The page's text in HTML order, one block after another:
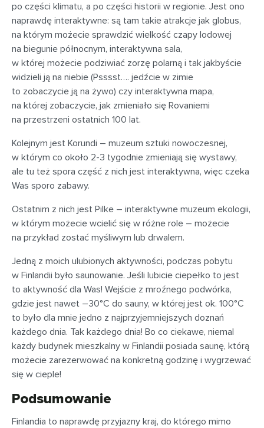
po części klimatu, a po części historii w regionie. Jest ono
naprawdę interaktywne: są tam takie atrakcje jak globus,
na którym możecie sprawdzić wielkość czapy lodowej
na biegunie północnym, interaktywna sala,
w której możecie podziwiać zorzę polarną i tak jakbyście
widzieli ją na niebie (Psssst…. jedźcie w zimie
to zobaczycie ją na żywo) czy interaktywna mapa,
na której zobaczycie, jak zmieniało się Rovaniemi
na przestrzeni ostatnich 100 lat.
Kolejnym jest Korundi – muzeum sztuki nowoczesnej,
w którym co około 2-3 tygodnie zmieniają się wystawy,
ale tu też spora część z nich jest interaktywna, więc czeka
Was sporo zabawy.
Ostatnim z nich jest Pilke – interaktywne muzeum ekologii,
w którym możecie wcielić się w różne role – możecie
na przykład zostać myśliwym lub drwalem.
Jedną z moich ulubionych aktywności, podczas pobytu
w Finlandii było saunowanie. Jeśli lubicie ciepełko to jest
to aktywność dla Was! Wejście z mroźnego podwórka,
gdzie jest nawet –30°C do sauny, w której jest ok. 100°C
to było dla mnie jedno z najprzyjemniejszych doznań
każdego dnia. Tak każdego dnia! Bo co ciekawe, niemal
każdy budynek mieszkalny w Finlandii posiada saunę, którą
możecie zarezerwować na konkretną godzinę i wygrzewać
się w cieple!
Podsumowanie
Finlandia to naprawdę przyjazny kraj, do którego mimo